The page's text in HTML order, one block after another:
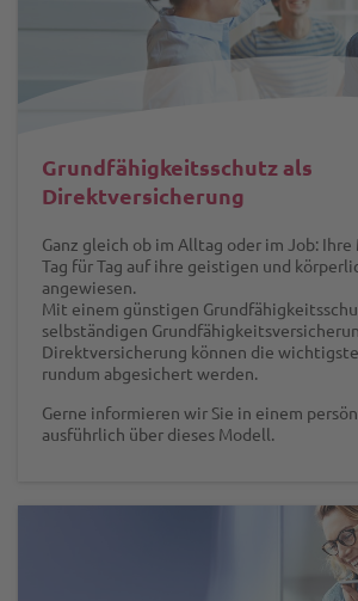
Grundfähigkeitsschutz als
Direktversicherung
Ganz gleich ob im Alltag oder im Job:
Tag für Tag auf ihre geistigen und
angewiesen.
Mit einem günstigen
selbständigen
Direktversicherung können die
rundum abgesichert werden.
Gerne informieren wir Sie in einem
ausführlich über dieses Modell.